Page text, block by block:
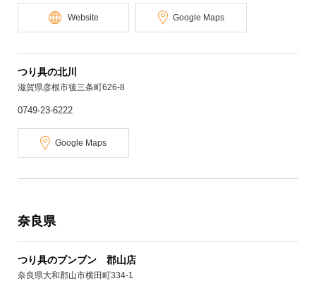
Website Google Maps
つり具の北川
滋賀県彦根市後三条町626-8
0749-23-6222
Google Maps
奈良県
つり具のブンブン 郡山店
奈良県大和郡山市横田町334-1